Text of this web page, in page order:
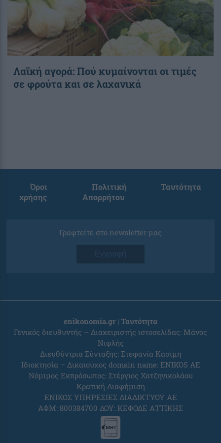
Λαϊκή αγορά: Πού κυμαίνονται οι τιμές
σε φρούτα και σε λαχανικά
Όροι
χρήσης
Πολιτική
Απορρήτου
Ταυτότητα
Γραφτείτε στο newsletter μας
Εγγραφή
enikonomia.gr | Ταυτότητα
Γενικός διευθυντής – Διαχειριστής ιστοσελίδας: Μάνος
Νιφλής
Διευθύντρια Σύνταξης: Στεφανία Κασίμη
Ιδιοκτησία – Δικαιούχος domain name: ENIKOS AE
Νόμιμος Εκπρόσωπος: Στέργιος Χατζηνικολάου
Κρατική Διαφήμιση
ΕΝΙΚΟΣ ΥΠΗΡΕΣΙΕΣ ΔΙΑΔΙΚΤΥΟΥ ΑΕ
ΑΦΜ: 800384700 ΔΟΥ: ΚΕΦΟΔΕ ΑΤΤΙΚΗΣ